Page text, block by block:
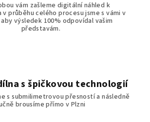
vám zašleme digitální náhled k
v průběhu celého procesu jsme s vámi v
výsledek 100% odpovídal vašim
představám.
s špičkovou technologií
s submilimetrovou přesností a následně
brousíme přímo v Plzni